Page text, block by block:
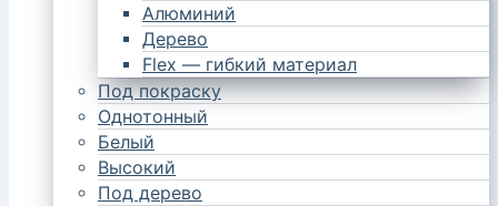
Алюминий
Дерево
Flex — гибкий материал
Под покраску
Однотонный
Белый
Высокий
Под дерево